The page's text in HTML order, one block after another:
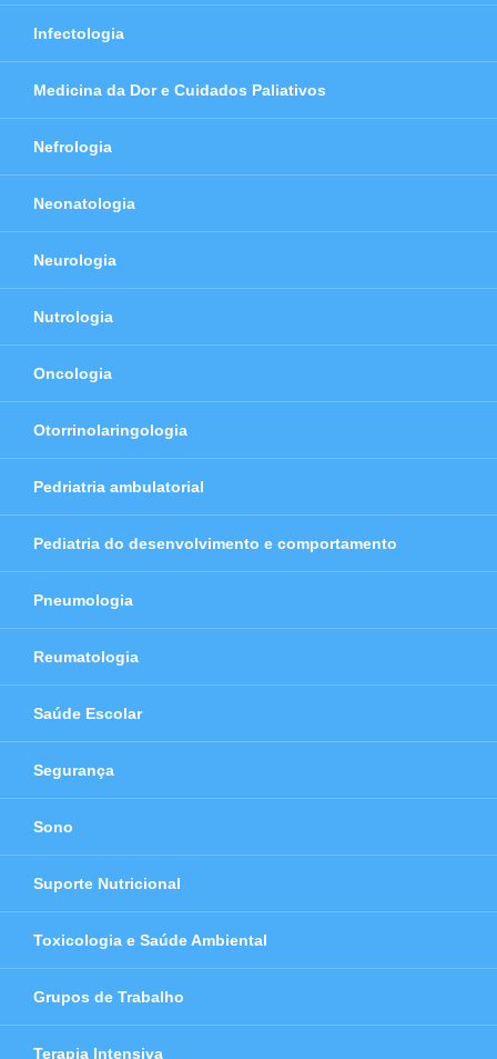
Infectologia
Medicina da Dor e Cuidados Paliativos
Nefrologia
Neonatologia
Neurologia
Nutrologia
Oncologia
Otorrinolaringologia
Pedriatria ambulatorial
Pediatria do desenvolvimento e comportamento
Pneumologia
Reumatologia
Saúde Escolar
Segurança
Sono
Suporte Nutricional
Toxicologia e Saúde Ambiental
Grupos de Trabalho
Terapia Intensiva